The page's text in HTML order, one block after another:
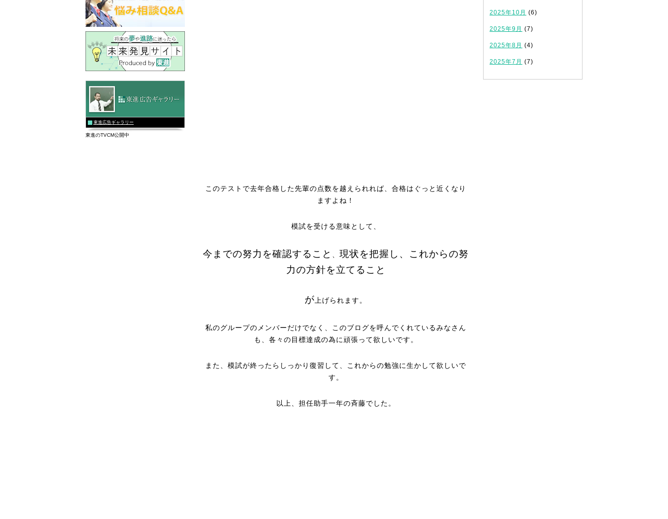
このテストで去年合格した先輩の点数を越えられれば、合格はぐっと近くなり
ますよね！
模試を受ける意味として、
今までの努力を確認すること
現状を把握し、これからの努
力の方針を立てること
が 上げられます。
私のグループのメンバーだけでなく、このブログを呼んでくれているみなさん
も、各々の目標達成の為に頑張って欲しいです。
また、模試が終ったらしっかり復習して、これからの勉強に生かして欲しいで
す。
以上、担任助手一年の斉藤でした。
2025年10月 (6)
2025年9月 (7)
2025年8月 (4)
2025年7月 (7)
東進広告ギャラリー
東進のTVCM公開中